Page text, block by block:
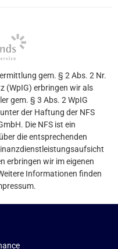
gem. § 2 Abs. 2 Nr.
(WpIG) erbringen wir als
gem. § 3 Abs. 2 WpIG
der Haftung der NFS
Die NFS ist ein
die entsprechenden
erbringen wir im eigenen
Informationen finden